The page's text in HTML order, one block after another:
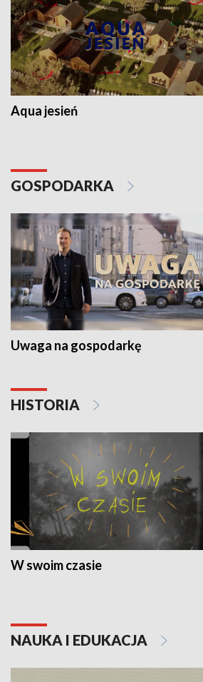
Aqua jesień
GOSPODARKA
Uwaga na gospodarkę
HISTORIA
W swoim czasie
NAUKA I EDUKACJA